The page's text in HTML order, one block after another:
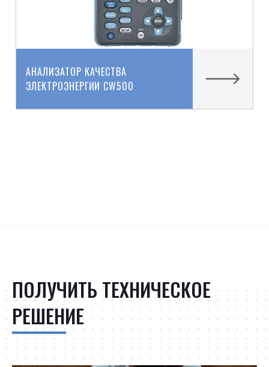
АНАЛИЗАТОР КАЧЕСТВА
ЭЛЕКТРОЭНЕРГИИ CW500
ПОЛУЧИТЬ ТЕХНИЧЕСКОЕ
РЕШЕНИЕ